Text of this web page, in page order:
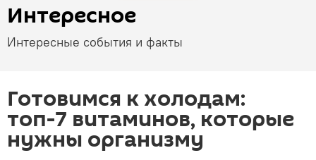
Интересное
Интересные события и факты
Готовимся к холодам:
топ-7 витаминов, которые
нужны организму